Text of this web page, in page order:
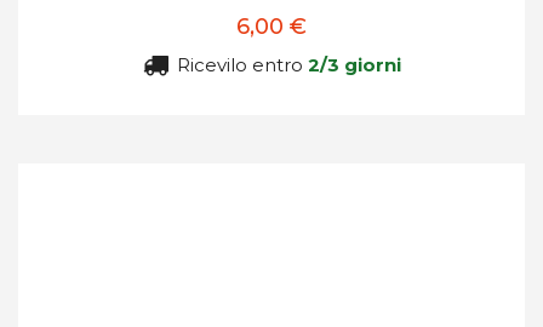
6,00 €
Ricevilo entro 2/3 giorni